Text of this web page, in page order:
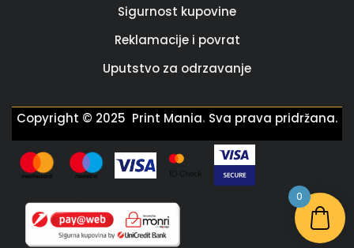
Sigurnost kupovine
Reklamacije i povrat
Uputstvo za odrzavanje
Copyright © 2025 Print Mania. Sva prava pridržana.
0